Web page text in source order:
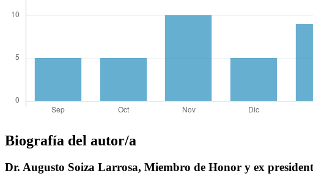
Biografía del autor/a
Dr. Augusto Soiza Larrosa, Miembro de Honor y ex